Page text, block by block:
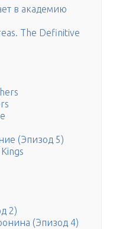
в академию
The Definitive
(Эпизод 5)
2)
(Эпизод 4)